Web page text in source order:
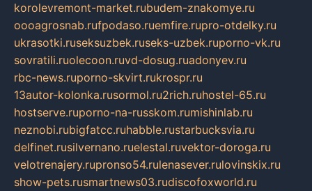
korolevremont-market.rubudem-znakomye.ru
oooagrosnab.rufpodaso.ruemfire.rupro-otdelky.ru
ukrasotki.ruseksuzbek.ruseks-uzbek.ruporno-vk.ru
sovratili.ruolecoon.ruvd-dosug.ruadonyev.ru
rbc-news.ruporno-skvirt.rukrospr.ru
13autor-kolonka.rusormol.ru2rich.ruhostel-65.ru
hostserve.ruporno-na-russkom.rumishinlab.ru
neznobi.rubigfatcc.ruhabble.rustarbucksvia.ru
delfinet.rusilvernano.ruelestal.ruvektor-doroga.ru
velotrenajery.rupronso54.rulenasever.rulovinskix.ru
show-pets.rusmartnews03.rudiscofoxworld.ru